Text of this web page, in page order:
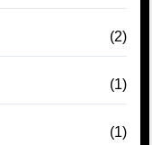
(2)
(1)
(1)